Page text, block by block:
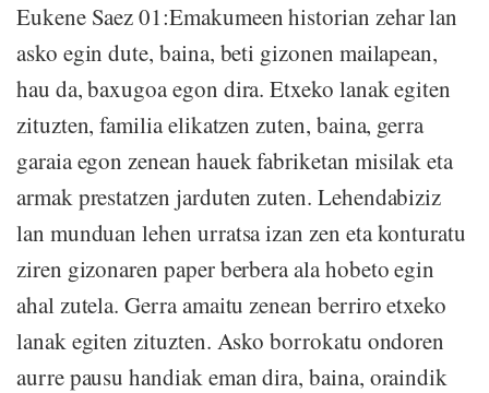
Eukene Saez 01:Emakumeen historian zehar lan
asko egin dute, baina, beti gizonen mailapean,
hau da, baxugoa egon dira. Etxeko lanak egiten
zituzten, familia elikatzen zuten, baina, gerra
garaia egon zenean hauek fabriketan misilak eta
armak prestatzen jarduten zuten. Lehendabiziz
lan munduan lehen urratsa izan zen eta konturatu
ziren gizonaren paper berbera ala hobeto egin
ahal zutela. Gerra amaitu zenean berriro etxeko
lanak egiten zituzten. Asko borrokatu ondoren
aurre pausu handiak eman dira, baina, oraindik